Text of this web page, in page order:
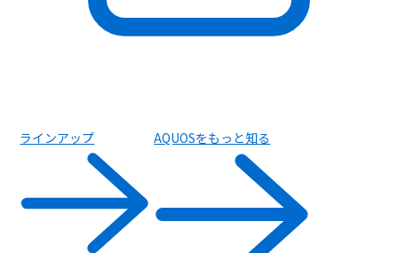
ラインアップ AQUOSをもっと知る